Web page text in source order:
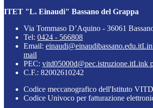
ITET "L. Einaudi" Bassano del Grappa
Via Tommaso D’Aquino - 36061
Tel: 0424 - 566808
Email: einaudi@einaudibassano.edu.it
mail
PEC: vitd05000d@pec.istruzione.itLink
C.F.: 82002610242
Codice meccanografico dell'Istituto
Codice Univoco per fatturazione